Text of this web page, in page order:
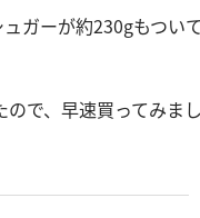
ガーが約230gもつ
で、早速買ってみまし